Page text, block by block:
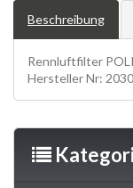
Beschreibung
Rennluftfilter
Hersteller Nr: